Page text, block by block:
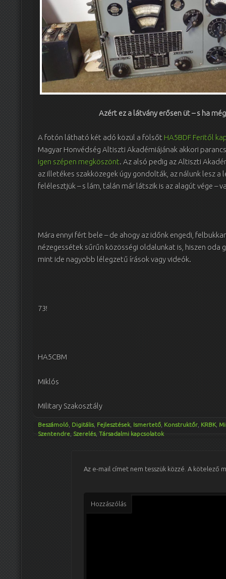
Azért ez a látvány erősen üt – s ha
A fotón látható két adó közül a fölsőt HA5BDF Feritől
Magyar Honvédség Altiszti Akadémiájának akkori
igen szépen megköszönt. Az alsó pedig az Altiszti
az illetékes szakközegek úgy gondolták, az nálunk lesz
felélesztjük – s lám, talán már látszik is az alagút vége –
Mára ennyi fért bele – de ahogy az időnk engedi,
nézegessétek sűrűn közösségi oldalunkat is, hiszen oda
mint ide nagyobb lélegzetű írások vagy videók.
73!
HA5CBM
Miklós
Military Szakosztály
Beszámoló Digitális, Fejlesztések Ismertető Konstruktőr KRBK,
Szentendre Szerelés, Társadalmi kapcsolatok
Az e-mail címet nem tesszük közzé. A kötelező
Hozzászólás